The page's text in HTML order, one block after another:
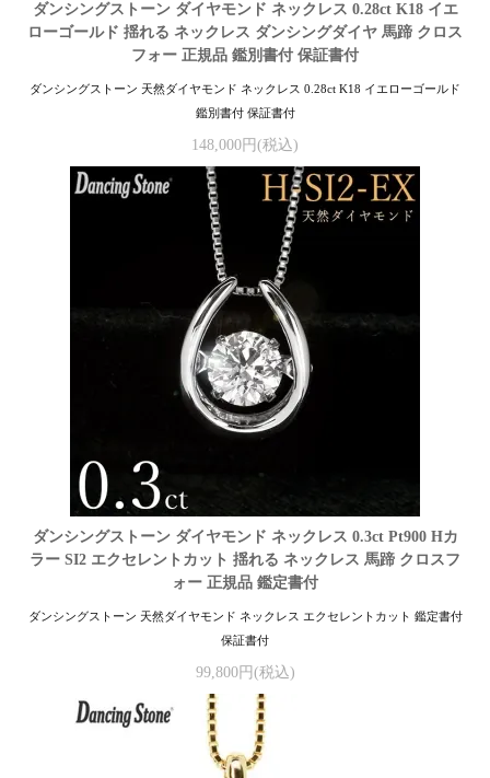
ダンシングストーン ダイヤモンド ネックレス 0.28ct K18 イエ
ローゴールド 揺れる ネックレス ダンシングダイヤ 馬蹄 クロス
フォー 正規品 鑑別書付 保証書付
ダンシングストーン 天然ダイヤモンド ネックレス 0.28ct K18 イエローゴールド
鑑別書付 保証書付
148,000円(税込)
ダンシングストーン ダイヤモンド ネックレス 0.3ct Pt900 Hカ
ラー SI2 エクセレントカット 揺れる ネックレス 馬蹄 クロスフ
ォー 正規品 鑑定書付
ダンシングストーン 天然ダイヤモンド ネックレス エクセレントカット 鑑定書付
保証書付
99,800円(税込)